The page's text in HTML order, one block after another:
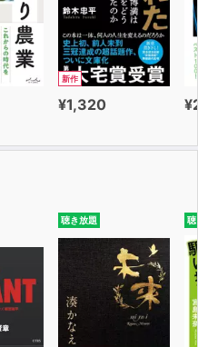
新作
¥1,320
聴き放題 聴